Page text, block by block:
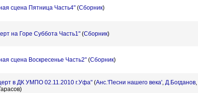
сцена Пятница Часть4" (Сборник)
на Горе Суббота Часть1" (Сборник)
сцена Воскресенье Часть2" (Сборник)
в ДК УМПО 02.11.2010 г.Уфа" (Анс.'Песни нашего века', Д.Богданов,